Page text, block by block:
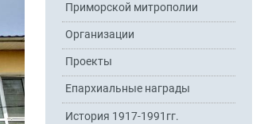
Приморской митрополии
Организации
Проекты
Епархиальные награды
История 1917-1991гг.